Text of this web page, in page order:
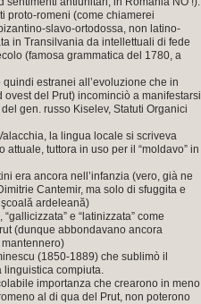
proto-romeni (come chiamerei
slavo-ortodossa, non latino-
in Transilvania da intellettuali di fede
(famosa grammatica del 1780, a
estranei all’evoluzione che in
del Prut) incominciò a manifestarsi
gen. russo Kiselev, Statuti Organici
la lingua locale si scriveva
tuttora in uso per il “moldavo” in
era ancora nell’infanzia (vero, già ne
Cantemir, ma solo di sfuggita e
ardeleană)
e “latinizzata” come
(dunque abbondavano ancora
(1850-1889) che sublimò il
linguistica compiuta.
importanza che crearono in meno
al di qua del Prut, non poterono